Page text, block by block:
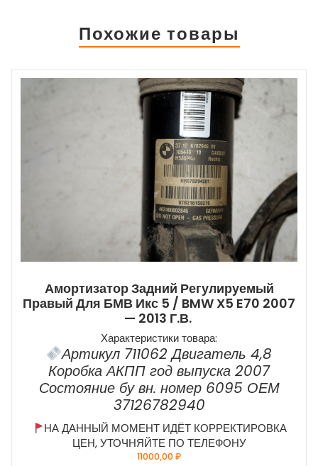
Похожие товары
Амортизатор Задний Регулируемый
Правый Для БМВ Икс 5 / BMW X5 E70 2007
— 2013 Г.в.
Характеристики товара:
Артикул 711062 Двигатель 4,8
Коробка АКПП год выпуска 2007
Состояние бу вн. номер 6095 ОЕМ
37126782940
НА ДАННЫЙ МОМЕНТ ИДЁТ КОРРЕКТИРОВКА
ЦЕН, УТОЧНЯЙТЕ ПО ТЕЛЕФОНУ
11000,00₽